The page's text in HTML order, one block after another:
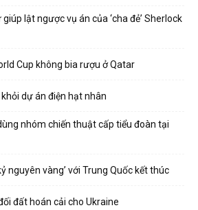
lật ngược vụ án của ‘cha đẻ’ Sherlock
Cup không bia rượu ở Qatar
dự án điện hạt nhân
nhóm chiến thuật cấp tiểu đoàn tại
nguyên vàng’ với Trung Quốc kết thúc
đất hoán cải cho Ukraine